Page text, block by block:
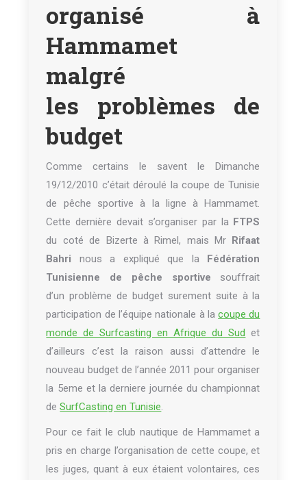
organisé à
Hammamet
malgré
les problèmes de
budget
Comme certains le savent le Dimanche
19/12/2010 c’était déroulé la coupe de Tunisie
de pêche sportive à la ligne à Hammamet.
Cette dernière devait s’organiser par la FTPS
du coté de Bizerte à Rimel, mais Mr Rifaat
Bahri nous a expliqué que la Fédération
Tunisienne de pêche sportive souffrait
d’un problème de budget surement suite à la
participation de l’équipe nationale à lacoupe du
monde de Surfcasting en Afrique du Sud et
d’ailleurs c’est la raison aussi d’attendre le
nouveau budget de l’année 2011 pour organiser
la 5eme et la derniere journée du championnat
deSurfCasting en Tunisie
Pour ce fait le club nautique de Hammamet a
pris en charge l’organisation de cette coupe, et
les juges, quant à eux étaient volontaires, ces